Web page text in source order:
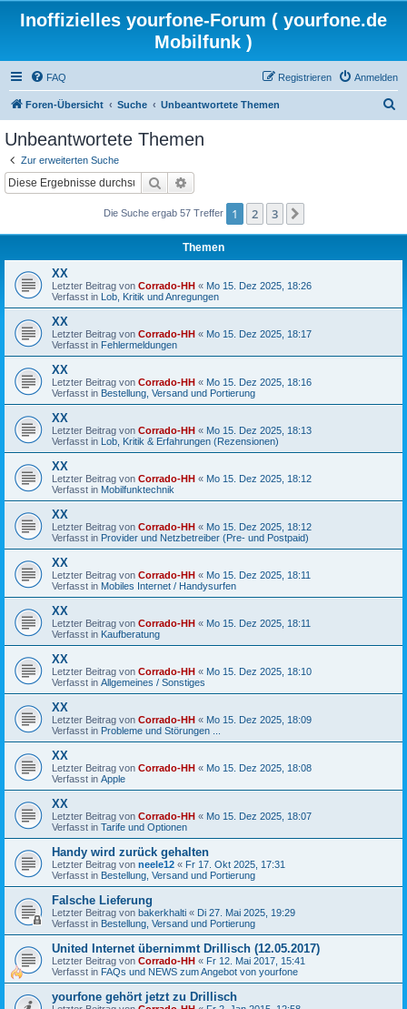
Inoffizielles yourfone-Forum ( yourfone.de
Mobilfunk )
FAQ Anmelden
Registrieren
Foren-Übersicht Suche Unbeantwortete Themen
Unbeantwortete Themen
Zur erweiterten Suche
Suche
Die Suche ergab 57 Treffer 1 2 3
Themen
XX
Letzter Beitrag von Corrado-HH « Mo 15. Dez 2025, 18:26
Verfasst in Lob, Kritik und Anregungen
XX
Letzter Beitrag von Corrado-HH « Mo 15. Dez 2025, 18:17
Verfasst in Fehlermeldungen
XX
Letzter Beitrag von Corrado-HH « Mo 15. Dez 2025, 18:16
Verfasst in Bestellung, Versand und Portierung
XX
Letzter Beitrag von Corrado-HH « Mo 15. Dez 2025, 18:13
Verfasst in Lob, Kritik & Erfahrungen (Rezensionen)
XX
Letzter Beitrag von Corrado-HH « Mo 15. Dez 2025, 18:12
Verfasst in Mobilfunktechnik
XX
Letzter Beitrag von Corrado-HH « Mo 15. Dez 2025, 18:12
Verfasst in Provider und Netzbetreiber (Pre- und Postpaid)
XX
Letzter Beitrag von Corrado-HH « Mo 15. Dez 2025, 18:11
Verfasst in Mobiles Internet / Handysurfen
XX
Letzter Beitrag von Corrado-HH « Mo 15. Dez 2025, 18:11
Verfasst in Kaufberatung
XX
Letzter Beitrag von Corrado-HH « Mo 15. Dez 2025, 18:10
Verfasst in Allgemeines / Sonstiges
XX
Letzter Beitrag von Corrado-HH « Mo 15. Dez 2025, 18:09
Verfasst in Probleme und Störungen ...
XX
Letzter Beitrag von Corrado-HH « Mo 15. Dez 2025, 18:08
Verfasst in Apple
XX
Letzter Beitrag von Corrado-HH « Mo 15. Dez 2025, 18:07
Verfasst in Tarife und Optionen
Handy wird zurück gehalten
Letzter Beitrag von neele12 « Fr 17. Okt 2025, 17:31
Verfasst in Bestellung, Versand und Portierung
Falsche Lieferung
Letzter Beitrag von bakerkhalti « Di 27. Mai 2025, 19:29
Verfasst in Bestellung, Versand und Portierung
United Internet übernimmt Drillisch (12.05.2017)
Letzter Beitrag von Corrado-HH « Fr 12. Mai 2017, 15:41
Verfasst in FAQs und NEWS zum Angebot von yourfone
yourfone gehört jetzt zu Drillisch